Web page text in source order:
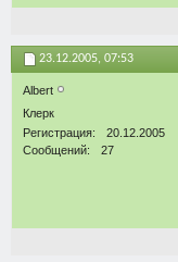
23.12.2005, 07:53
Аlbert
Клерк
Регистрация
20.12.2005
Сообщений
27